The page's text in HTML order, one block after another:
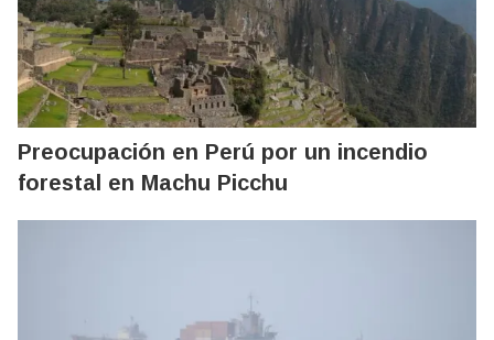
Preocupación en Perú por un incendio
forestal en Machu Picchu